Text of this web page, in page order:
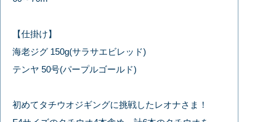
【仕掛け】
海老ジグ 150g(サラサエビレッド)
テンヤ 50号(パープルゴールド)
初めてタチウオジギングに挑戦したレオナさま！